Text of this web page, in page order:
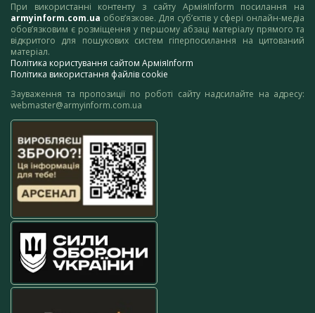
При використанні контенту з сайту АрміяInform посилання на
armyinform.com.ua обов’язкове. Для суб’єктів у сфері онлайн-медіа
обов’язковим є розміщення у першому абзаці матеріалу прямого та
відкритого для пошукових систем гіперпосилання на цитований
матеріал.
Політика користування сайтом АрміяInform
Політика використання файлів cookie
Зауваження та пропозиції по роботі сайту надсилайте на адресу:
webmaster@armyinform.com.ua